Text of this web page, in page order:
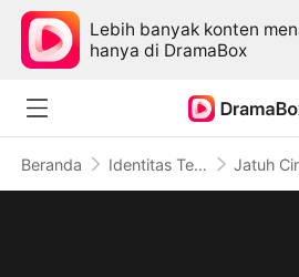
Lebih banyak konten
hanya di DramaBox
Beranda Identitas Tersembunyi